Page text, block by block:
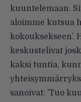
kuuntelemaan.
aloimme kutsua
kokouksekseen’.
keskustelivat
kaksi tuntia,
sanoivat: ’Tuo